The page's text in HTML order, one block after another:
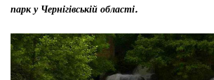
парк у Чернігівській області.